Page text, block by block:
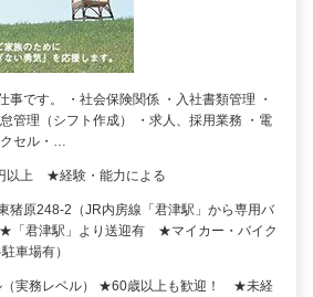
事です。 ・社会保険関係 ・入社書類管理 ・
管理（シフト作成） ・求人、採用業務 ・電
セル・…
以上 ★経験・能力による
猪原248-2（JR内房線「君津駅」から専用バ
★「君津駅」より送迎有 ★マイカー・バイク
車場有）
（実務レベル） ★60歳以上も歓迎！ ★未経